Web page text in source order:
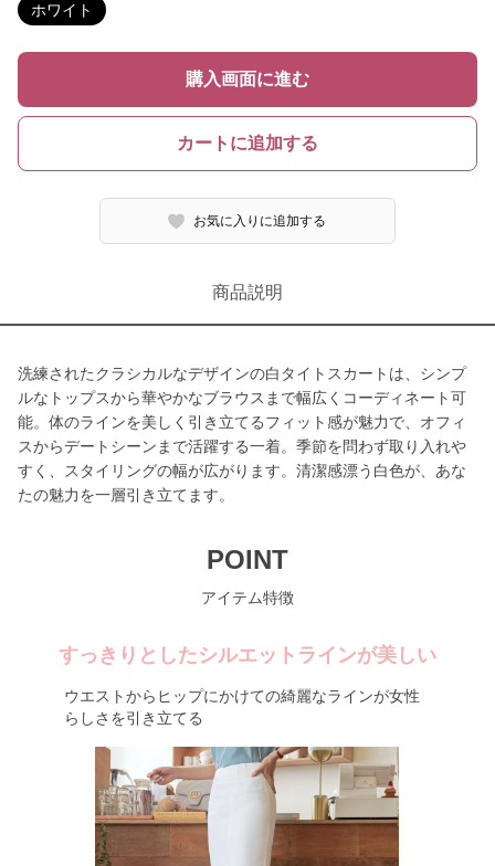
ホワイト
購入画面に進む
カートに追加する
お気に入りに追加する
商品説明
洗練されたクラシカルなデザインの白タイトスカートは、シンプ
ルなトップスから華やかなブラウスまで幅広くコーディネート可
能。体のラインを美しく引き立てるフィット感が魅力で、オフィ
スからデートシーンまで活躍する一着。季節を問わず取り入れや
すく、スタイリングの幅が広がります。清潔感漂う白色が、あな
たの魅力を一層引き立てます。
POINT
アイテム特徴
すっきりとしたシルエットラインが美しい
ウエストからヒップにかけての綺麗なラインが女性
らしさを引き立てる